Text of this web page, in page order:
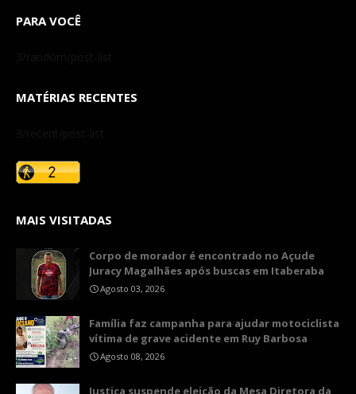
PARA VOCÊ
3/random/post-list
MATÉRIAS RECENTES
3/recent/post-list
MAIS VISITADAS
Corpo de morador é encontrado no Açude
Juracy Magalhães após buscas em Itaberaba
Agosto 03, 2026
​Família faz campanha para ajudar motociclista
vítima de grave acidente em Ruy Barbosa
Agosto 08, 2026
​Justiça suspende eleição da Mesa Diretora da